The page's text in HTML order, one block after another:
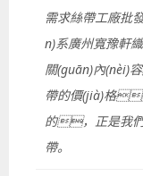
需求絲帶工廠
n)系廣州寬豫軒
關(guān)內
帶的價(jià)格
的，正是我
帶。